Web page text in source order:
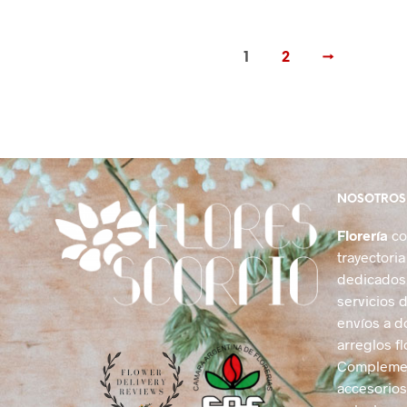
1 2 →
NOSOTROS
Florería
servicios
envíos a
arreglos